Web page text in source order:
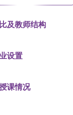
及教师结构
设置
课情况